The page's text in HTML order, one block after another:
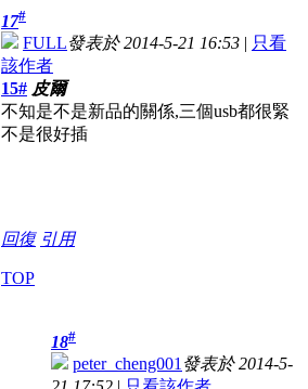
17#
FULL發表於 2014-5-21 16:53 | 只看
該作者
15# 皮爾
不知是不是新品的關係,三個usb都很緊
不是很好插
回復 引用
TOP
18#
peter_cheng001 發表於 2014-5-